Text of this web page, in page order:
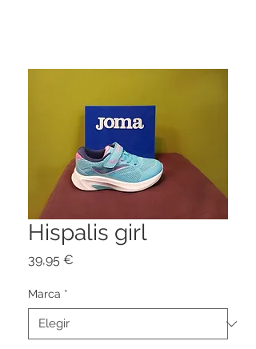
Hispalis girl
39,95 €
Marca *